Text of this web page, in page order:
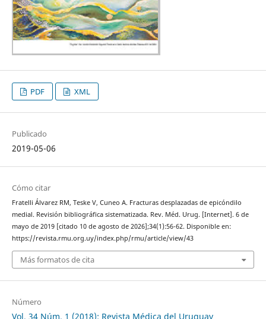
PDF XML
Publicado
2019-05-06
Cómo citar
Fratelli Álvarez RM, Teske V, Cuneo A. Fracturas desplazadas de epicóndilo
medial. Revisión bibliográfica sistematizada. Rev. Méd. Urug. [Internet]. 6 de
mayo de 2019 [citado 10 de agosto de 2026];34(1):56-62. Disponible en:
https://revista.rmu.org.uy/index.php/rmu/article/view/43
Más formatos de cita
Número
Vol. 34 Núm. 1 (2018): Revista Médica del Uruguay